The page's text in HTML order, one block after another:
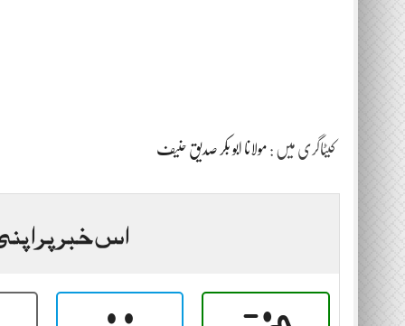
کیٹاگری میں : مولانا ابو بکر صدیق حنیف
اس خبر پر